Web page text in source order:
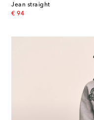
Jean straight
€ 94
original price